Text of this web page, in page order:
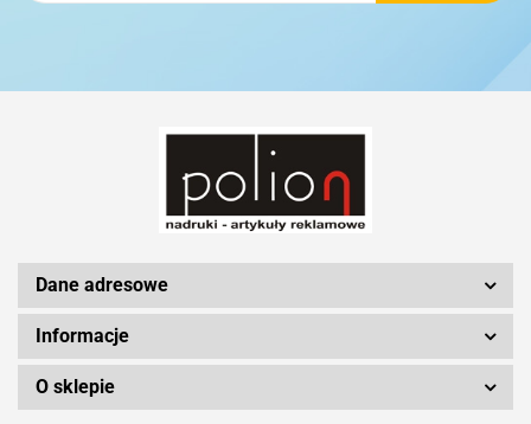
Silicon Power
Dane adresowe
Informacje
O sklepie